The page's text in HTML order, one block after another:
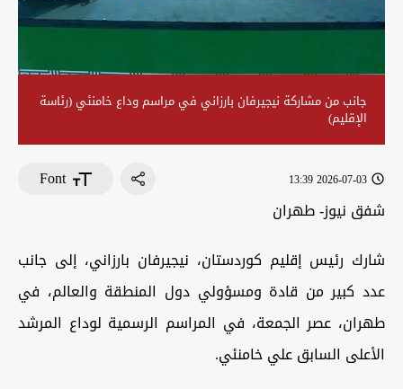
جانب من مشاركة نيجيرفان بارزاني في مراسم وداع خامنئي (رئاسة
الإقليم)
2026-07-03 13:39
Font
شفق نيوز- طهران
شارك رئيس إقليم كوردستان، نيجيرفان بارزاني، إلى جانب
عدد كبير من قادة ومسؤولي دول المنطقة والعالم، في
طهران، عصر الجمعة، في المراسم الرسمية لوداع المرشد
الأعلى السابق علي خامنئي.